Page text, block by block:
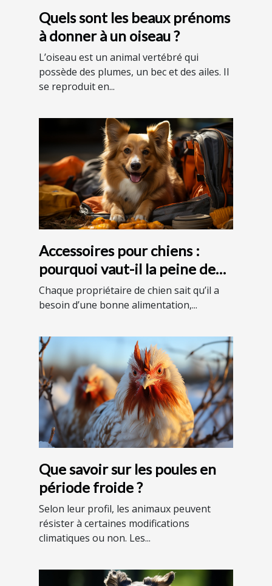
Quels sont les beaux prénoms
à donner à un oiseau ?
L’oiseau est un animal vertébré qui
possède des plumes, un bec et des ailes. Il
se reproduit en...
Accessoires pour chiens :
pourquoi vaut-il la peine de
les avoir chez vous ?
Chaque propriétaire de chien sait qu’il a
besoin d’une bonne alimentation,...
Que savoir sur les poules en
période froide ?
Selon leur profil, les animaux peuvent
résister à certaines modifications
climatiques ou non. Les...